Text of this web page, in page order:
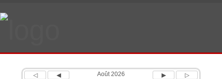
Août 2026